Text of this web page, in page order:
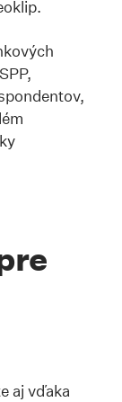
aj vďaka